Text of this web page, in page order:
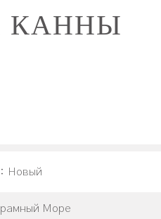
КАННЫ
Новый
Море